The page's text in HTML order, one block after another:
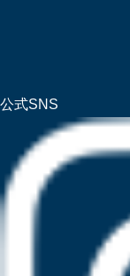
公式SNS